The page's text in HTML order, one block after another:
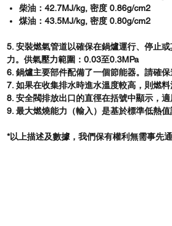
​柴油：42.7MJ/kg, 密度 0.86g/cm2
​煤油：43.5MJ/kg, 密度 0.80g/cm2
5. 安裝燃氣管道以確保在鍋爐運行、停止
力。供氣壓力範圍：0.03至0.3MPa
6. 鍋爐主要部件配備了一個節能器。請確保
7. 如果在收集排水時進水溫度較高，則燃
8. 安全閥排放出口的直徑在括號中顯示，適
9. 最大燃燒能力（輸入）是基於標準低熱值
*以上描述及數據，我們保有權利無需事先